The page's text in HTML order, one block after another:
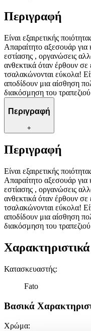
Περιγραφή
Είναι εξαιρετικής
Απαραίτητο αξεσουάρ για
εστίασης , οργανώσεις
ανθεκτικά όταν έρθουν σε
τσαλακώνονται εύκολα!
αποδίδουν μια αίσθηση
διακόσμηση του
Περιγραφή
+
Περιγραφή
Είναι εξαιρετικής
Απαραίτητο αξεσουάρ για
εστίασης , οργανώσεις
ανθεκτικά όταν έρθουν σε
τσαλακώνονται εύκολα!
αποδίδουν μια αίσθηση
διακόσμηση του
Χαρακτηριστικά
Κατασκευαστής:
Fato
Βασικά
Χρώμα: